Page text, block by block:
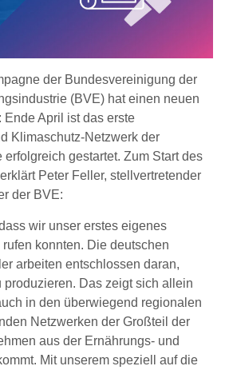
der Bundesvereinigung der
(BVE) hat einen neuen
Ende April ist das erste
Klimaschutz-Netzwerk der
erfolgreich gestartet. Zum Start des
Peter Feller, stellvertretender
der BVE:
wir unser erstes eigenes
konnten. Die deutschen
arbeiten entschlossen daran,
produzieren. Das zeigt sich allein
in den überwiegend regionalen
Netzwerken der Großteil der
aus der Ernährungs- und
Mit unserem speziell auf die